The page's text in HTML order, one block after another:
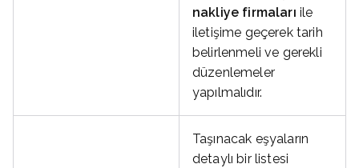
nakliye firmaları ile
iletişime geçerek tarih
belirlenmeli ve gerekli
düzenlemeler
yapılmalıdır.
Taşınacak eşyaların
detaylı bir listesi